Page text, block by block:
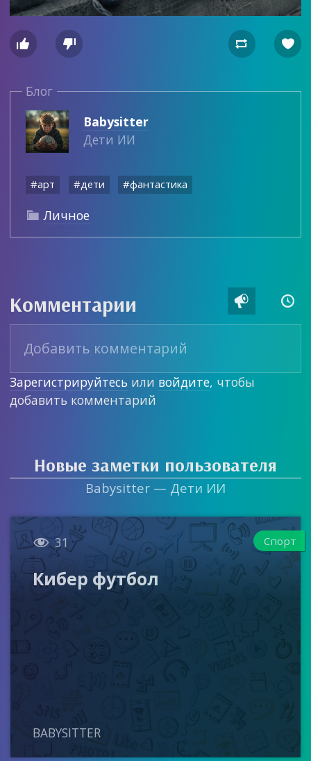
   
Блог
Babysitter
Дети ИИ
#арт #дети #фантастика
 Личное
Комментарии  
Зарегистрируйтесь или войдите, чтобы
добавить комментарий
Новые заметки пользователя
Babysitter — Дети ИИ
 31 Спорт
Кибер футбол
BABYSITTER